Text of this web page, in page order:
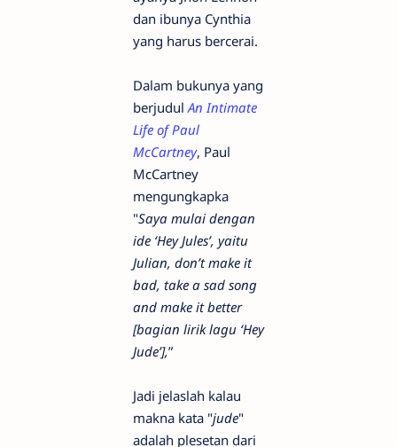
dan ibunya Cynthia
yang harus bercerai.
Dalam bukunya yang
berjudulAn Intimate
Life of Paul
McCartney, Paul
McCartney
mengungkapka
"Saya mulai dengan
ide ‘Hey Jules’, yaitu
Julian, don’t make it
bad, take a sad song
and make it better
[bagian lirik lagu ‘Hey
Jude’],”
Jadi jelaslah kalau
makna kata "jude"
adalah plesetan dari